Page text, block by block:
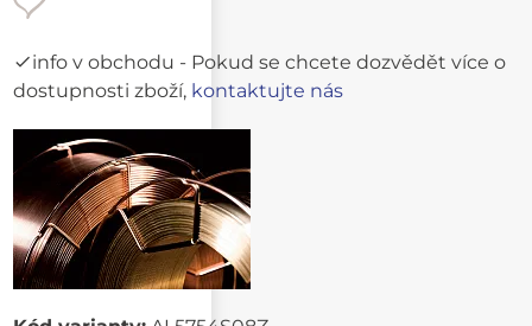
info v obchodu - Pokud se chcete dozvědět více o
dostupnosti zboží, kontaktujte nás